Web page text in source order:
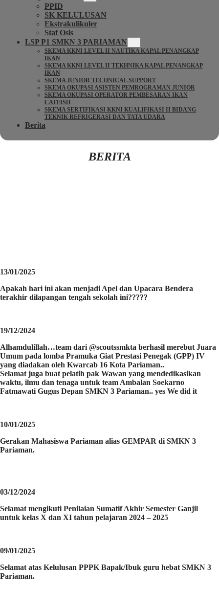
PPID
SK KELULUSAN
Ekstrakulikuler
Staf Osis
LSP P1 SMKN 3 PARIAMAN
SKEMA KKNI LEVEL II NAUTIKA KAPAL PENANGKAP
IKAN
SKEMA KKNI LEVEL II TEKHNIKA KAPAL PENANGKAP
IKAN
SKEMA JUNIOR TECHNICAL SUPPORT
SKEMA OKUPASI ASISTEN PEMROGRAMAN JUNIOR
SKEMA OKUPASI OPERATOR PEMBESARAN IKAN
CATFISH
SKEMA SERTIFIKASI KKNI KUALIFIKASI II BIDANG
TEKNIK REFRIGERASI DAN TATA UDARA
Berita
BERITA
13/01/2025
Apakah hari ini akan menjadi Apel dan Upacara Bendera
terakhir dilapangan tengah sekolah ini?????
19/12/2024
Alhamdulillah…team dari @scoutssmkta berhasil merebut Juara
Umum pada lomba Pramuka Giat Prestasi Penegak (GPP) IV
yang diadakan oleh Kwarcab 16 Kota Pariaman..
Selamat juga buat pelatih pak Wawan yang mendedikasikan
waktu, ilmu dan tenaga untuk team Ambalan Soekarno
Fatmawati Gugus Depan SMKN 3 Pariaman.. yes We did it
10/01/2025
Gerakan Mahasiswa Pariaman alias GEMPAR di SMKN 3
Pariaman.
03/12/2024
Selamat mengikuti Penilaian Sumatif Akhir Semester Ganjil
untuk kelas X dan XI tahun pelajaran 2024 – 2025
09/01/2025
Selamat atas Kelulusan PPPK Bapak/Ibuk guru hebat SMKN 3
Pariaman.